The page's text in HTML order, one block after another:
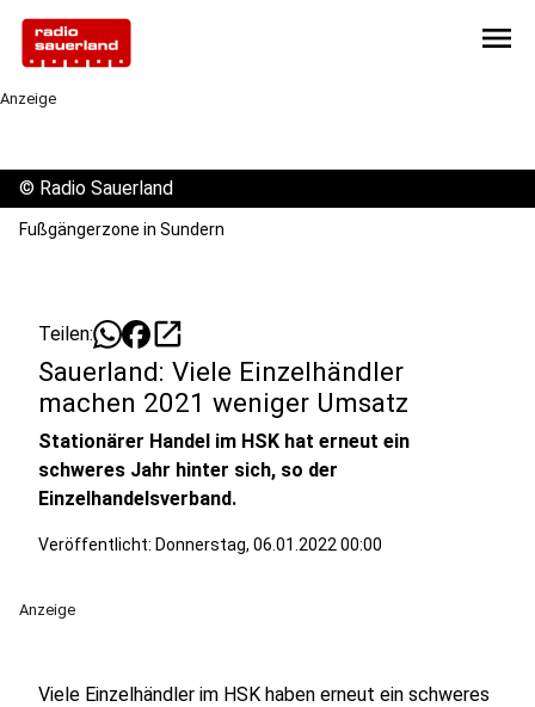
menu
Anzeige
© Radio Sauerland
Fußgängerzone in Sundern
Teilen: open_in_new
Sauerland: Viele Einzelhändler
machen 2021 weniger Umsatz
Stationärer Handel im HSK hat erneut ein
schweres Jahr hinter sich, so der
Einzelhandelsverband.
Veröffentlicht: Donnerstag, 06.01.2022 00:00
Anzeige
Viele Einzelhändler im HSK haben erneut ein schweres